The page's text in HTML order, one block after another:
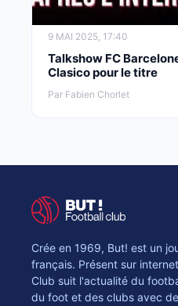
9 MAI 2025, 17:40
Talkshow FC
Clasico pour le titre
Par Fabien Chorlet
Crée en 1969, But! est un
français. Présent sur
Club suit l'actualité du
du foot et des clubs avec